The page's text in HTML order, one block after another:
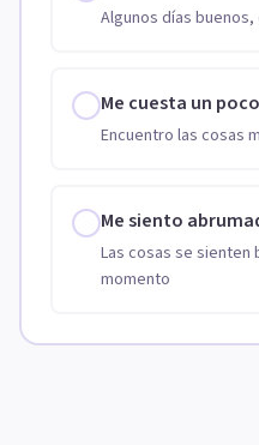
Algunos días
Me cuesta un poco
Encuentro las cosas
Me siento
Las cosas se
momento